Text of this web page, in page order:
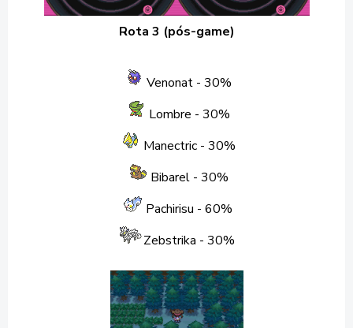
Rota 3 (pós-game)
Venonat - 30%
Lombre - 30%
Manectric - 30%
Bibarel - 30%
Pachirisu - 60%
Zebstrika - 30%